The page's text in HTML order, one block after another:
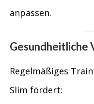
anpassen.
Gesundheitliche
Regelmäßiges
Slim fördert: